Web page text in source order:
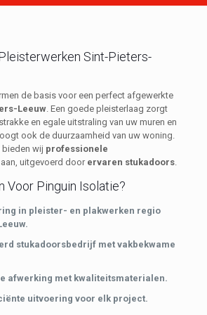
Sint-Pieters-
de basis voor een perfect afgewerkte
Leeuw. Een goede pleisterlaag zorgt
en egale uitstraling van uw muren en
ook de duurzaamheid van uw woning.
bieden wij professionele
aan, uitgevoerd door ervaren stukadoors.
Voor Pinguin Isolatie?
in pleister- en plakwerken regio
stukadoorsbedrijf met vakbekwame
afwerking met kwaliteitsmaterialen.
uitvoering voor elk project.